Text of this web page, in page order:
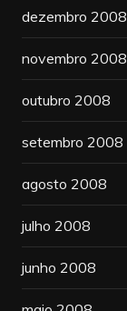
dezembro 2008
novembro 2008
outubro 2008
setembro 2008
agosto 2008
julho 2008
junho 2008